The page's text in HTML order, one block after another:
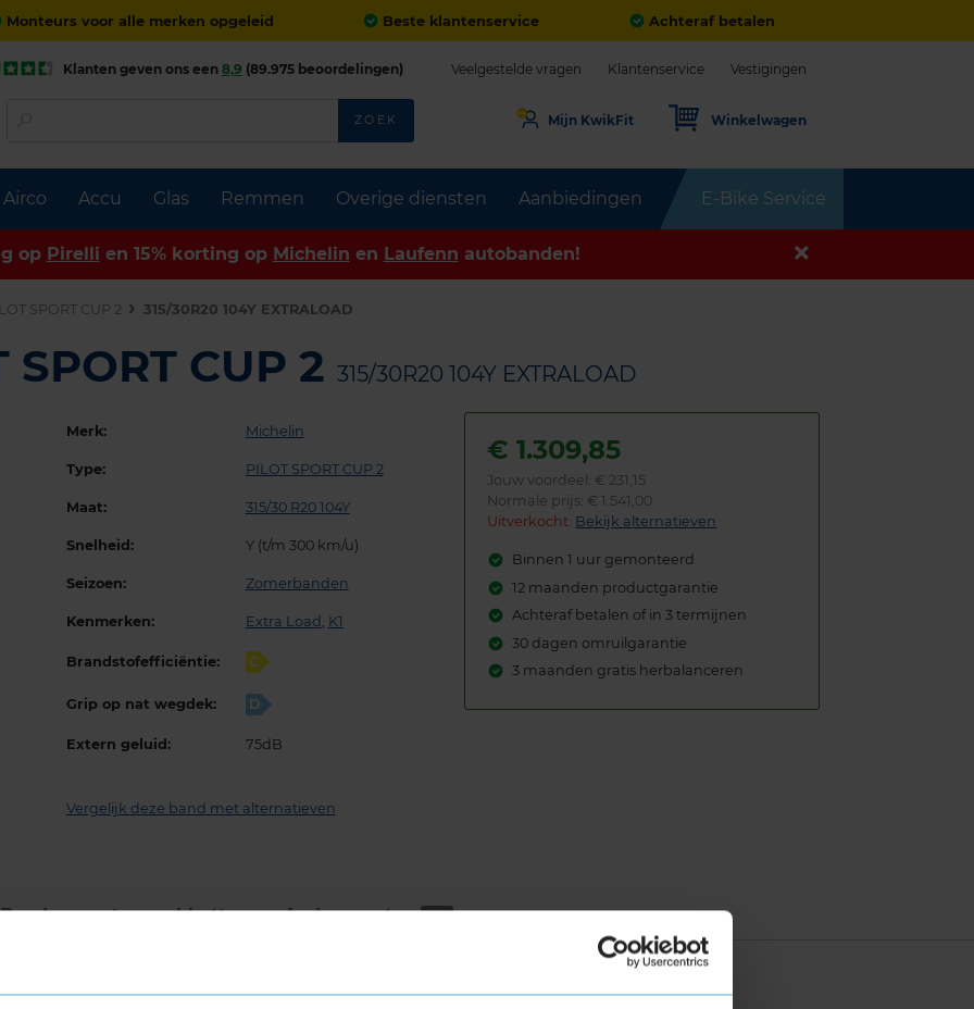
Monteurs voor alle merken opgeleid Beste klantenservice Achteraf betalen
Airco Accu Glas Remmen Overige diensten Aanbiedingen E-Bike Service
Klanten geven ons een 8,9 (89.975 beoordelingen) Veelgestelde vragen Klantenservice Vestigingen
ZOEK Mijn KwikFit Winkelwagen
op Pirelli en 15% korting op Michelin en Laufenn autobanden!
SPORT CUP 2 315/30R20 104Y EXTRALOAD
CUP 2 315/30R20 104Y EXTRALOAD
Merk: Michelin
Type: PILOT SPORT CUP 2
Maat: 315/30 R20 104Y
Snelheid: Y (t/m 300 km/u)
Seizoen: Zomerbanden
Kenmerken: Extra Load , K1
Brandstofefficiëntie: C
Grip op nat wegdek: D
Extern geluid: 75dB
Vergelijk deze band met alternatieven
€1.309,85
Jouw voordeel: € 231,15
Normale prijs: € 1.541,00
Uitverkocht: Bekijk alternatieven
Binnen 1 uur gemonteerd
12 maanden productgarantie
Achteraf betalen of in 3 termijnen
30 dagen omruilgarantie
3 maanden gratis herbalanceren
Bandenmontage­pakketten Andere maten 143
Load (verstevigde band)